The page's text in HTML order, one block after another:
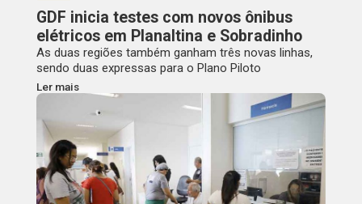
GDF inicia testes com novos ônibus
elétricos em Planaltina e Sobradinho
As duas regiões também ganham três novas linhas,
sendo duas expressas para o Plano Piloto
Ler mais